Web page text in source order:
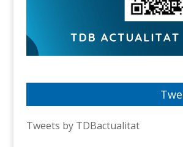
Tweets by TDBactualitat